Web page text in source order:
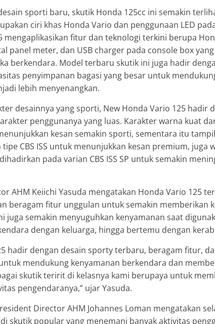
sporti baru, skutik Honda 125cc ini semakin
ciri khas Honda Vario dan penggunaan LED
mengaplikasikan fitur dan teknologi terkini berupa
panel meter, dan USB charger pada console box
berkendara. Model terbaru skutik ini juga hadir
penyimpanan bagasi yang besar untuk
lebih menyenangkan.
desainnya yang sporti, New Honda Vario 125 hadir
penggunanya yang luas. Karakter warna kuat
kesan semakin sporti, sementara itu
CBS ISS untuk menunjukkan kesan premium, juga
pada varian CBS ISS SP untuk semakin
AHM Keiichi Yasuda mengatakan Honda Vario 125
beragam fitur unggulan untuk semakin memberikan
juga semakin menyuguhkan kenyamanan saat
dengan keluarga, hingga bertemu dengan
hadir dengan desain sporty terbaru, beragam fitur,
mendukung kenyamanan berkendara dan
skutik teririt di kelasnya kami berupaya untuk
pengendaranya,” ujar Yasuda.
Director AHM Johannes Loman mengatakan
skutik popular yang menemani banyak aktivitas